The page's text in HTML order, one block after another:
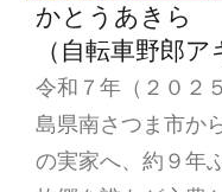
かとうあきら
（自転車野郎ア
令和７年（２０２
島県南さつま市か
の実家へ、約９年